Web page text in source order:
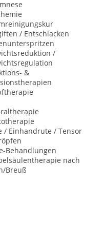
/ Entschlacken
/
&
/ Einhandrute / Tensor
Behandlungen
nach
Breuß